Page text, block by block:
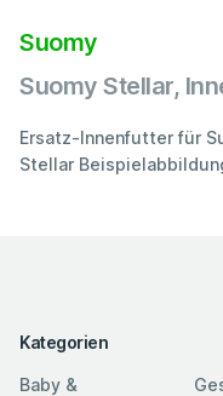
Suomy
Suomy Stellar,
Ersatz-Innenfutter für
Stellar
Kategorien
Baby &